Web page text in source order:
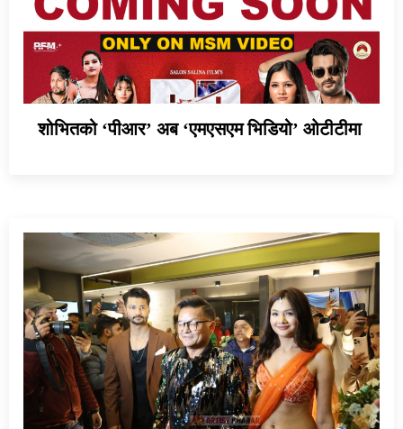
शोभितको ‘पीआर’ अब ‘एमएसएम भिडियो’ ओटीटीमा